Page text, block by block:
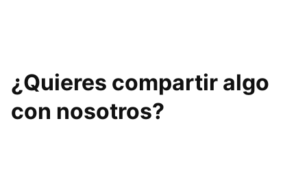
¿Quieres compartir algo
con nosotros?